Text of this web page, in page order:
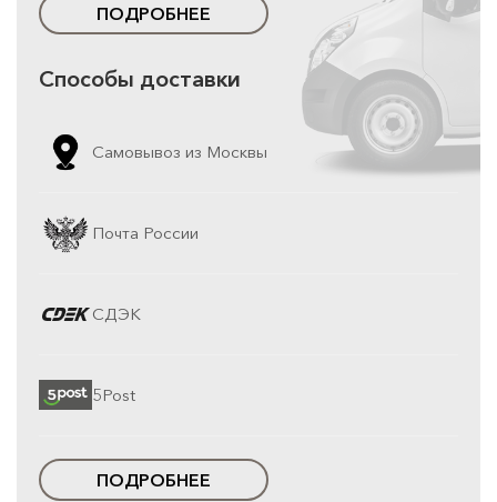
ПОДРОБНЕЕ
Способы доставки
Самовывоз из Москвы
Почта России
СДЭК
5Post
ПОДРОБНЕЕ